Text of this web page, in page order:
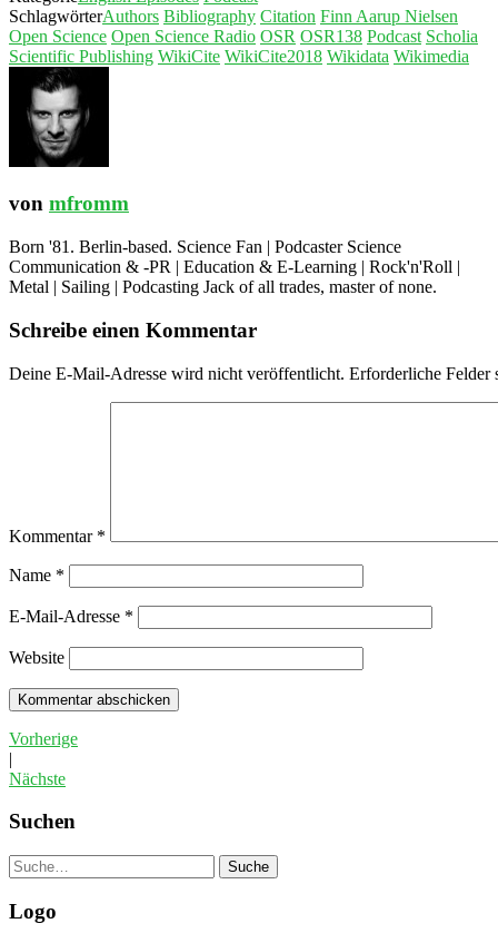
SchlagwörterAuthors Bibliography Citation Finn Aarup Nielsen
Open Science Open Science Radio OSR OSR138 Podcast Scholia
Scientific Publishing WikiCite WikiCite2018 Wikidata Wikimedia
von mfromm
Born '81. Berlin-based. Science Fan | Podcaster Science
Communication & -PR | Education & E-Learning | Rock'n'Roll |
Metal | Sailing | Podcasting Jack of all trades, master of none.
Schreibe einen Kommentar
Deine E-Mail-Adresse wird nicht veröffentlicht. Erforderliche Felder
Kommentar *
Name *
E-Mail-Adresse *
Website
Vorherige
|
Nächste
Suchen
Suche
Logo